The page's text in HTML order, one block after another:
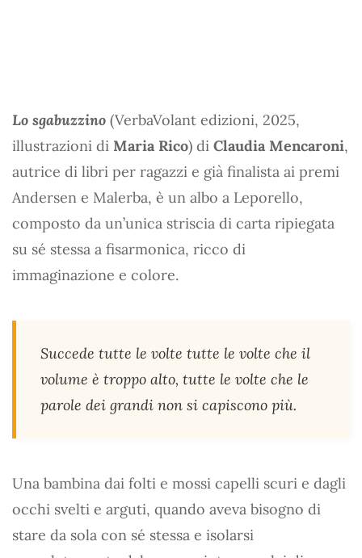
Lo sgabuzzino (VerbaVolant edizioni, 2025,
illustrazioni di Maria Rico) di Claudia Mencaroni,
autrice di libri per ragazzi e già finalista ai premi
Andersen e Malerba, è un albo a Leporello,
composto da un’unica striscia di carta ripiegata
su sé stessa a fisarmonica, ricco di
immaginazione e colore.
Succede tutte le volte tutte le volte che il
volume è troppo alto, tutte le volte che le
parole dei grandi non si capiscono più.
Una bambina dai folti e mossi capelli scuri e dagli
occhi svelti e arguti, quando aveva bisogno di
stare da sola con sé stessa e isolarsi